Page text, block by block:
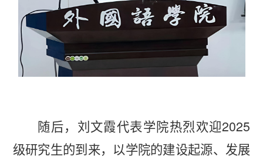
随后，刘文霞代表学院热烈欢迎2025
级研究生的到来，以学院的建设起源、发展